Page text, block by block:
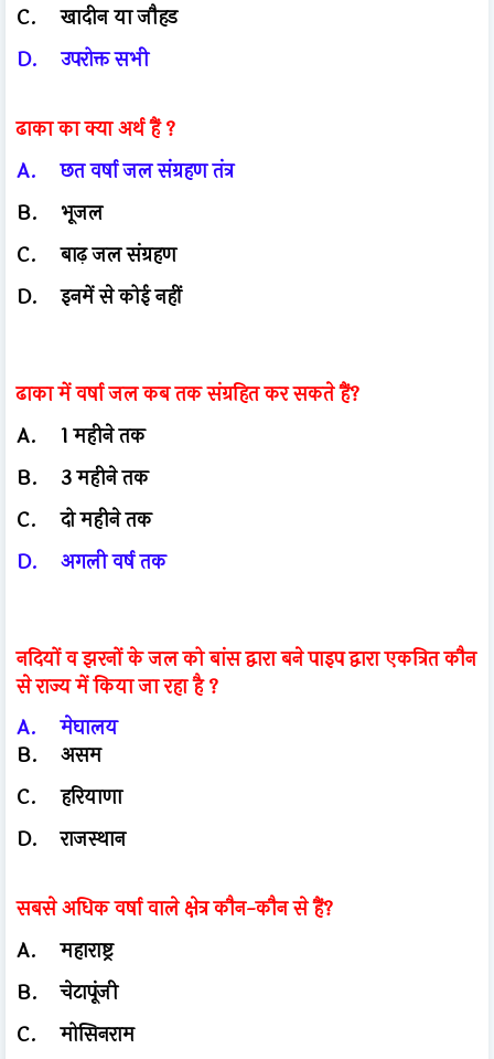
C.
खादीन या जौहड
D.
उपरोक्त सभी
ढाका का क्या अर्थ हैं ?
A.
छत वर्षा जल संग्रहण तंत्र
B.
भूजल
C.
बाढ़ जल संग्रहण
D.
इनमें से कोई नहीं
ढाका में वर्षा जल कब तक संग्रहित कर सकते हैं?
A.
1 महीने तक
B.
3 महीने तक
C.
दो महीने तक
D.
अगली वर्ष तक
नदियों व झरनों के जल को बांस द्वारा बने पाइप द्वारा एकत्रित कौन
से राज्य में किया जा रहा है ?
A.
मेघालय
B.
असम
C.
हरियाणा
D.
राजस्थान
सबसे अधिक वर्षा वाले क्षेत्र कौन-कौन से हैं?
A.
महाराष्ट्र
B.
चेटापूंजी
C.
मोसिनराम